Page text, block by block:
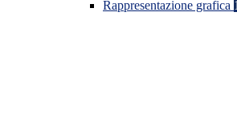
Rappresentazione grafica 1